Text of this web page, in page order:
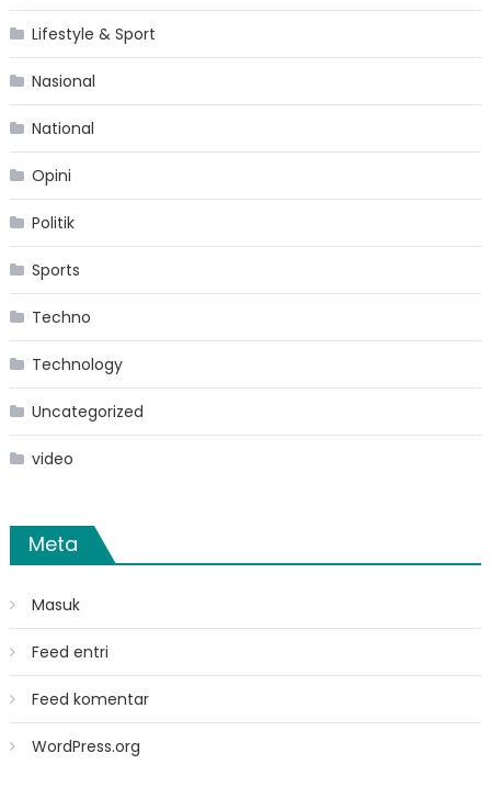
Lifestyle & Sport
Nasional
National
Opini
Politik
Sports
Techno
Technology
Uncategorized
video
Meta
Masuk
Feed entri
Feed komentar
WordPress.org